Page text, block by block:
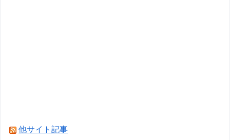
ノ上たきな」 STREET SNAP プライズフィギュ
他サイト記事